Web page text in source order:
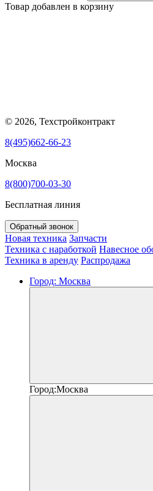
Товар добавлен в корзину
© 2026, Техстройконтракт
8(495)662-66-23
Москва
8(800)700-03-30
Бесплатная линия
Обратный звонок
Новая техника Запчасти
Техника с наработкой Навесное
Техника в аренду Распродажа
Город: Москва
Город:Москва